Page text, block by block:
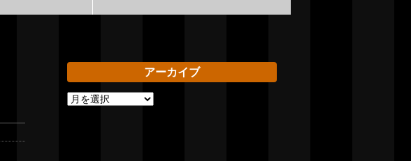
アーカイブ
ア